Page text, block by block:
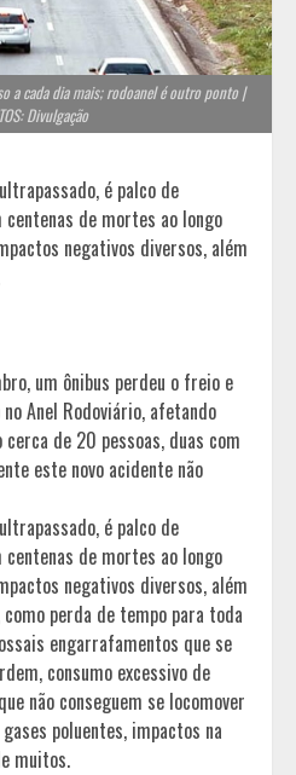
a cada dia mais; rodoanel é outro ponto |
Divulgação
é palco de
de mortes ao longo
negativos diversos, além
um ônibus perdeu o freio e
Anel Rodoviário, afetando
de 20 pessoas, duas com
este novo acidente não
é palco de
de mortes ao longo
negativos diversos, além
perda de tempo para toda
engarrafamentos que se
consumo excessivo de
não conseguem se locomover
poluentes, impactos na
muitos.